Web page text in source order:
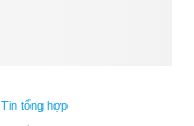
Tin tổng hợp